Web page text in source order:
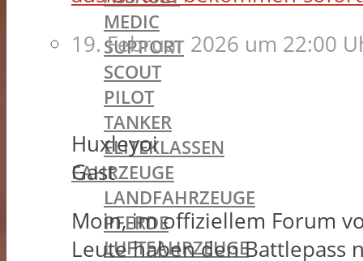
MEDIC
SUPPORT
SCOUT
PILOT
TANKER
ELITEKLASSEN
FAHRZEUGE
LANDFAHRZEUGE
PFERDE
LUFTFAHRZEUGE
19. Februar 2026 um 22:00
Huxleyoi
Gast
Moin, im offiziellem Forum
Leute haben den Battlepass